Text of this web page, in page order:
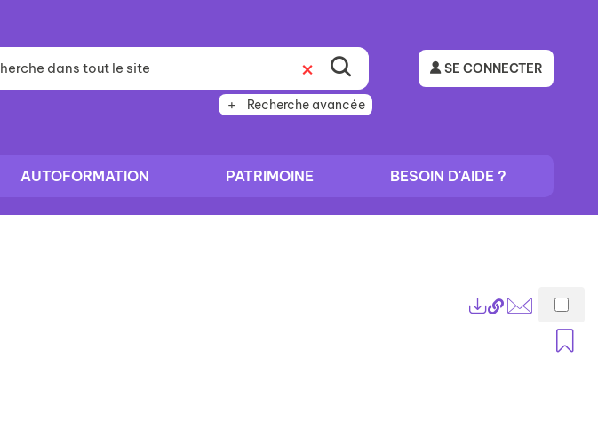
Recherche avancée
SE CONNECTER
AUTOFORMATION PATRIMOINE BESOIN D'AIDE ?
Lien
permanent
(Nouvelle
Envoyer